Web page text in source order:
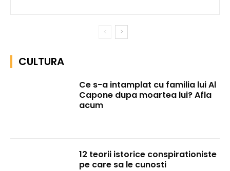
CULTURA
Ce s-a intamplat cu familia lui Al
Capone dupa moartea lui? Afla
acum
12 teorii istorice conspirationiste
pe care sa le cunosti